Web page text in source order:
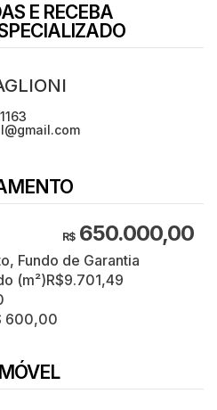
E RECEBA
R$650.000,00
Fundo de Garantia
(m²)R$9.701,49
600,00